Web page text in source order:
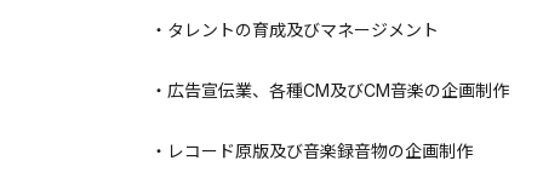
・タレントの育成及びマネージメント
・広告宣伝業、各種CM及びCM音楽の企画制作
・レコード原版及び音楽録音物の企画制作